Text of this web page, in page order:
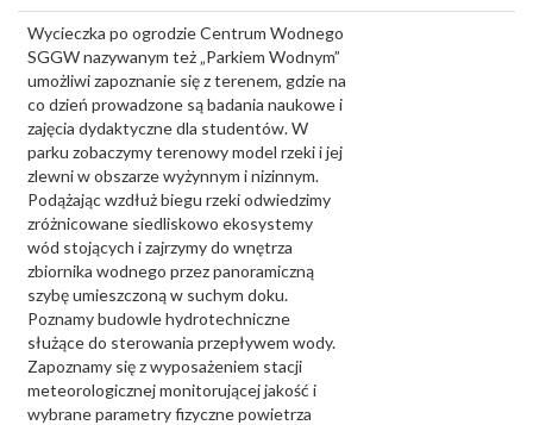
Wycieczka po ogrodzie Centrum Wodnego
SGGW nazywanym też „Parkiem Wodnym”
umożliwi zapoznanie się z terenem, gdzie na
co dzień prowadzone są badania naukowe i
zajęcia dydaktyczne dla studentów. W
parku zobaczymy terenowy model rzeki i jej
zlewni w obszarze wyżynnym i nizinnym.
Podążając wzdłuż biegu rzeki odwiedzimy
zróżnicowane siedliskowo ekosystemy
wód stojących i zajrzymy do wnętrza
zbiornika wodnego przez panoramiczną
szybę umieszczoną w suchym doku.
Poznamy budowle hydrotechniczne
służące do sterowania przepływem wody.
Zapoznamy się z wyposażeniem stacji
meteorologicznej monitorującej jakość i
wybrane parametry fizyczne powietrza